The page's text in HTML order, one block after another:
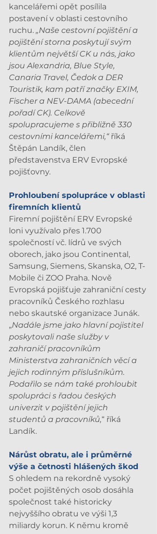
kancelářemi opět posílila
postavení v oblasti cestovního
ruchu. „Naše cestovní pojištění a
pojištění storna poskytují svým
klientům největší CK u nás, jako
jsou Alexandria, Blue Style,
Canaria Travel, Čedok a DER
Touristik, kam patří značky EXIM,
Fischer a NEV-DAMA (abecední
pořadí CK). Celkově
spolupracujeme s přibližně 330
cestovními kancelářemi,“ říká
Štěpán Landík, člen
představenstva ERV Evropské
pojišťovny.
Prohloubení spolupráce v oblasti
firemních klientů
Firemní pojištění ERV Evropské
loni využívalo přes 1.700
společností vč. lídrů ve svých
oborech, jako jsou Continental,
Samsung, Siemens, Skanska, O2, T-
Mobile či ZOO Praha. Nově
Evropská pojišťuje zahraniční cesty
pracovníků Českého rozhlasu
nebo skautské organizace Junák.
„Nadále jsme jako hlavní pojistitel
poskytovali naše služby v
zahraničí pracovníkům
Ministerstva zahraničních věcí a
jejich rodinným příslušníkům.
Podařilo se nám také prohloubit
spolupráci s řadou českých
univerzit v pojištění jejich
studentů a pracovníků,“ říká
Landík.
Nárůst obratu, ale i průměrné
výše a četnosti hlášených škod
S ohledem na rekordně vysoký
počet pojištěných osob dosáhla
společnost také historicky
nejvyššího obratu ve výši 1,3
miliardy korun. K němu kromě